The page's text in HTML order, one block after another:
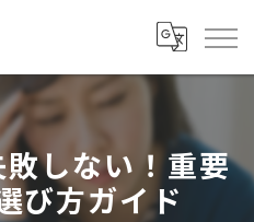
しない！重要
び方ガイド